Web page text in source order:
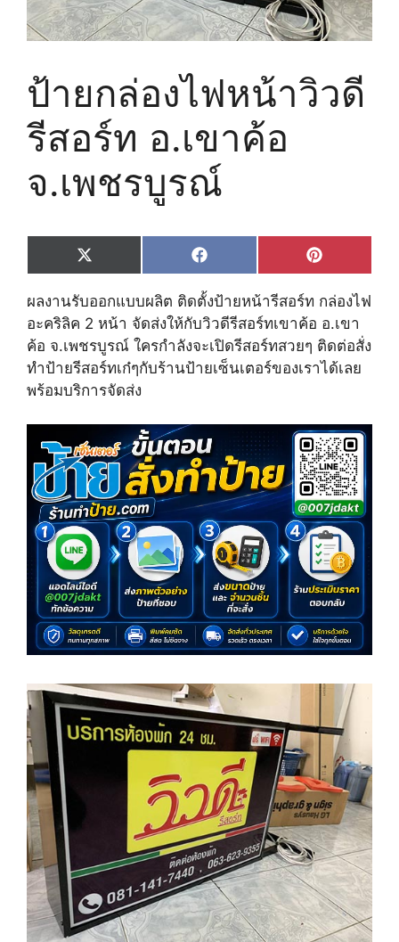
ป้ายกล่องไฟหน้าวิวดี
รีสอร์ท อ.เขาค้อ
จ.เพชรบูรณ์
Share
on
X
(
w
i
t
e
r
)
Share
on
F
a
c
e
b
o
o
k
Share
on
P
i
t
e
r
e
s
ผลงานรับออกแบบผลิต ติดตั้งป้ายหน้ารีสอร์ท กล่องไฟ
อะคริลิค 2 หน้า จัดส่งให้กับวิวดีรีสอร์ทเขาค้อ อ.เขา
ค้อ จ.เพชรบูรณ์ ใครกำลังจะเปิดรีสอร์ทสวยๆ ติดต่อสั่ง
ทำป้ายรีสอร์ทเก๋ๆกับร้านป้ายเซ็นเตอร์ของเราได้เลย
พร้อมบริการจัดส่ง